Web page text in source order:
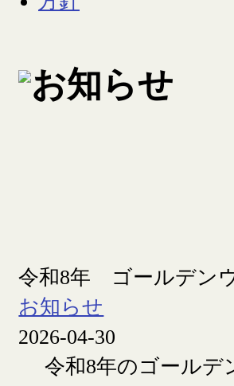
令和8年 ゴールデン
お知らせ
2026-04-30
令和8年のゴールデ